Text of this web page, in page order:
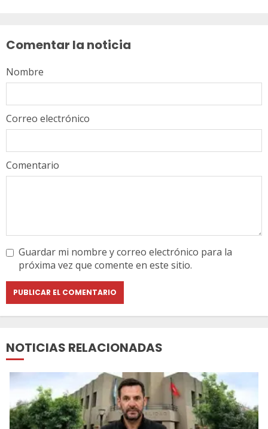
Comentar la noticia
Comentario
Nombre
Correo electrónico
Guardar mi nombre y correo electrónico para la
próxima vez que comente en este sitio.
NOTICIAS RELACIONADAS